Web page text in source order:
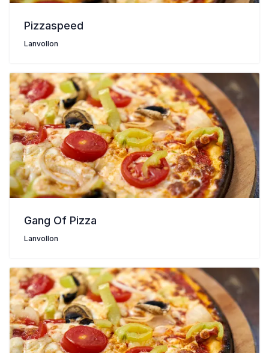
Pizzaspeed
Lanvollon
Gang Of Pizza
Lanvollon